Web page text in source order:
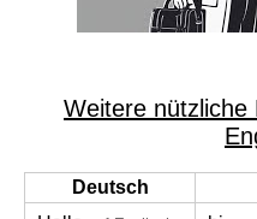
Weitere nützliche
Deutsch